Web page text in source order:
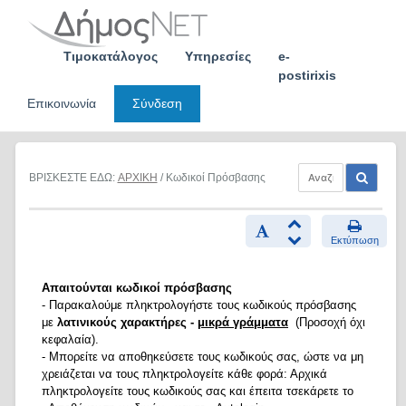
Τιμοκατάλογος Υπηρεσίες
e-
postirixis
Επικοινωνία
Σύνδεση
ΒΡΙΣΚΕΣΤΕ ΕΔΩ: ΑΡΧΙΚΗ / Κωδικοί Πρόσβασης
Εκτύπωση
Απαιτούνται κωδικοί πρόσβασης
- Παρακαλούμε πληκτρολογήστε τους κωδικούς πρόσβασης
με λατινικούς χαρακτήρες - μικρά γράμματα (Προσοχή όχι
κεφαλαία).
- Μπορείτε να αποθηκεύσετε τους κωδικούς σας, ώστε να μη
χρειάζεται να τους πληκτρολογείτε κάθε φορά: Αρχικά
πληκτρολογείτε τους κωδικούς σας και έπειτα τσεκάρετε το